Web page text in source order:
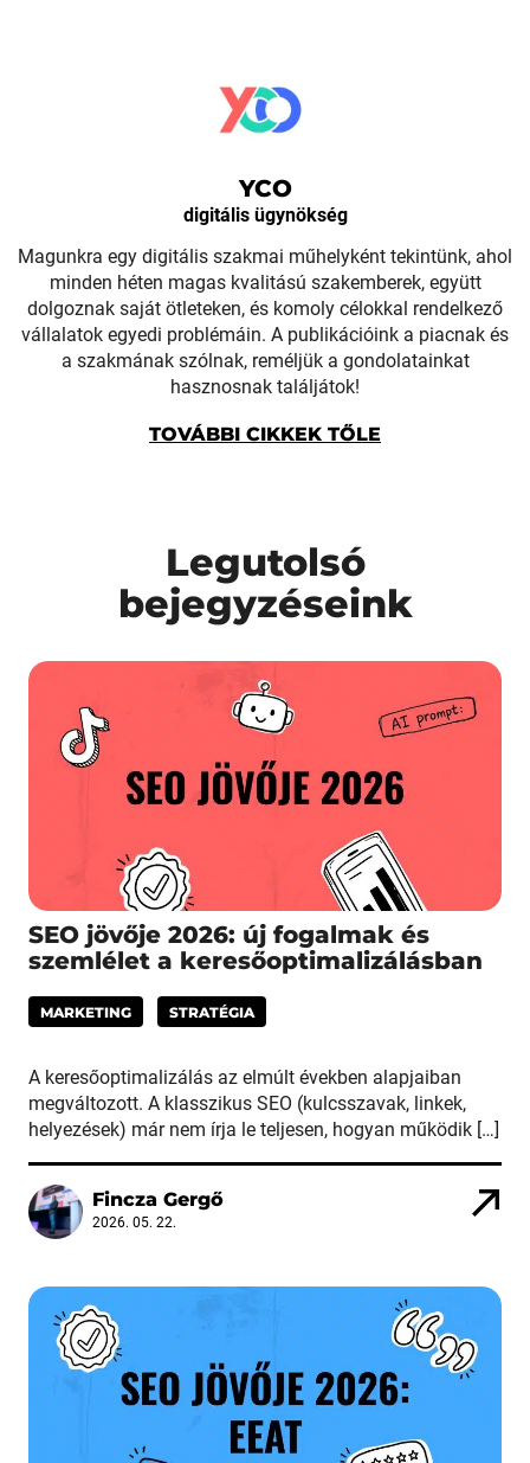
YCO
digitális ügynökség
Magunkra egy digitális szakmai műhelyként tekintünk, ahol
minden héten magas kvalitású szakemberek, együtt
dolgoznak saját ötleteken, és komoly célokkal rendelkező
vállalatok egyedi problémáin. A publikációink a piacnak és
a szakmának szólnak, reméljük a gondolatainkat
hasznosnak találjátok!
TOVÁBBI CIKKEK TŐLE
Legutolsó
bejegyzéseink
SEO jövője 2026: új fogalmak és
szemlélet a keresőoptimalizálásban
MARKETING STRATÉGIA
A keresőoptimalizálás az elmúlt években alapjaiban
megváltozott. A klasszikus SEO (kulcsszavak, linkek,
helyezések) már nem írja le teljesen, hogyan működik […]
Fincza Gergő
2026. 05. 22.